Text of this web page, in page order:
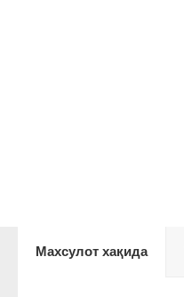
Махсулот хақида